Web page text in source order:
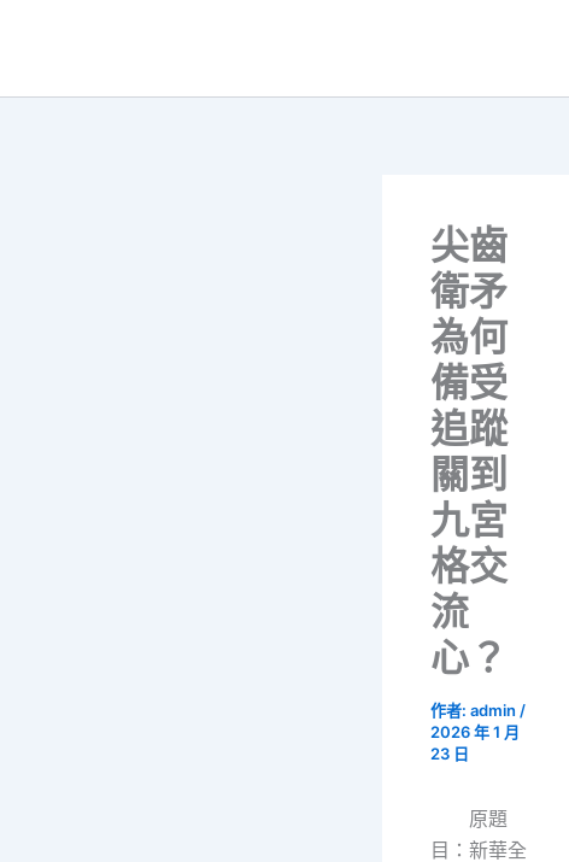
尖齒
衛矛
為何
備受
追蹤
關到
九宮
格交
流
心？
作者: admin /
2026 年 1 月
23 日
原題
目：新華全